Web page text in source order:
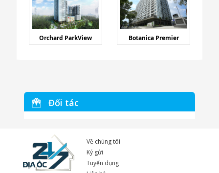
Orchard ParkView Botanica Premier
Đối tác
Về chúng tôi
Ký gửi
Tuyển dụng